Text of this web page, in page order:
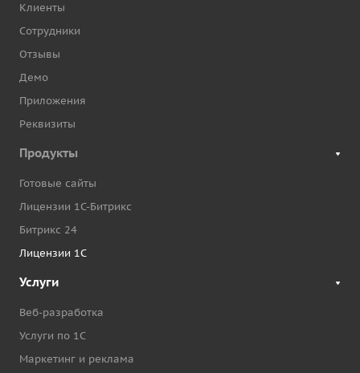
Клиенты
Сотрудники
Отзывы
Демо
Приложения
Реквизиты
Продукты
Готовые сайты
Лицензии 1С-Битрикс
Битрикс 24
Лицензии 1С
Услуги
Веб-разработка
Услуги по 1С
Маркетинг и реклама